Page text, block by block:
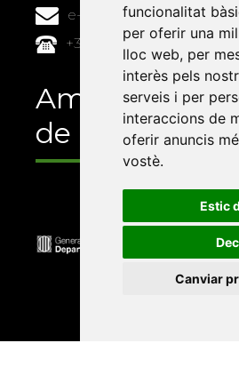
funcionalitat
per oferir una
lloc web, per
interès pels
serveis i per
interaccions de
oferir anuncis
vostè.
Estic
Canviar
e-buc@vives.org
+34 964 72 89 93
Amb el suport
de